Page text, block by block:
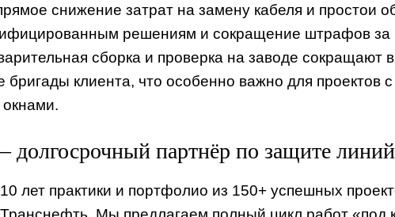
снижение затрат на замену кабеля и простои
решениям и сокращение штрафов за
сборка и проверка на заводе сокращают
бригады клиента, что особенно важно для проектов
партнёр по защите линий
практики и портфолио из 150+ успешных